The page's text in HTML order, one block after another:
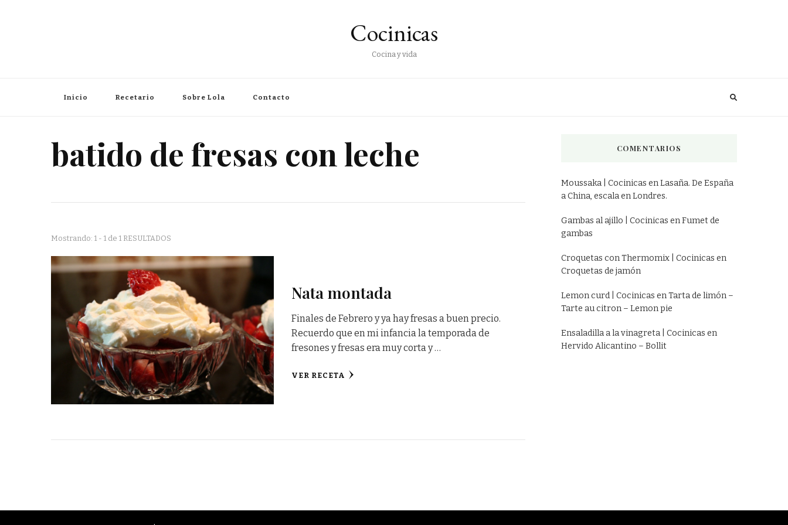
Cocinicas
Cocina y vida
Inicio Recetario Sobre Lola Contacto
batido de fresas con leche
Mostrando: 1 - 1 de 1 RESULTADOS
Nata montada
Finales de Febrero y ya hay fresas a buen precio.
Recuerdo que en mi infancia la temporada de
fresones y fresas era muy corta y …
VER RECETA
COMENTARIOS
Moussaka | Cocinicas enLasaña. De España
a China, escala en Londres.
Gambas al ajillo | Cocinicas enFumet de
gambas
Croquetas con Thermomix | Cocinicas en
Croquetas de jamón
Lemon curd | Cocinicas enTarta de limón –
Tarte au citron – Lemon pie
Ensaladilla a la vinagreta | Cocinicas en
Hervido Alicantino – Bollit